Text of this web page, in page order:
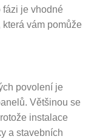
fázi je vhodné
vám pomůže
povolení je
Většinou se
instalace
a stavebních